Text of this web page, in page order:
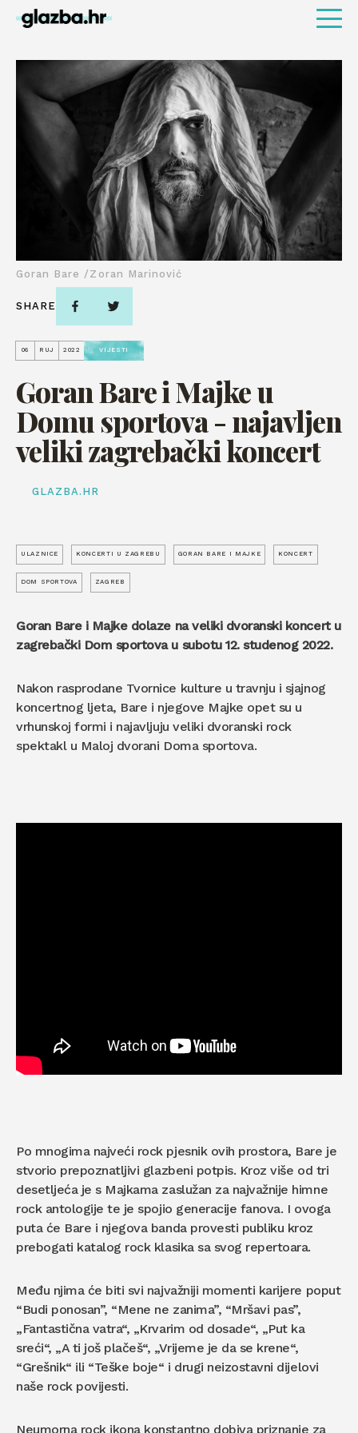
06 RUJ 2022 VIJESTI
Goran Bare i Majke u
Domu sportova - najavljen
veliki zagrebački koncert
GLAZBA.HR
Goran Bare /Zoran Marinović
SHARE
ULAZNICE KONCERTI U ZAGREBU GORAN BARE I MAJKE KONCERT
DOM SPORTOVA ZAGREB
Goran Bare i Majke dolaze na veliki dvoranski koncert u
zagrebački Dom sportova u subotu 12. studenog 2022.
Nakon rasprodane Tvornice kulture u travnju i sjajnog
koncertnog ljeta, Bare i njegove Majke opet su u
vrhunskoj formi i najavljuju veliki dvoranski rock
spektakl u Maloj dvorani Doma sportova.
Po mnogima najveći rock pjesnik ovih prostora, Bare je
stvorio prepoznatljivi glazbeni potpis. Kroz više od tri
desetljeća je s Majkama zaslužan za najvažnije himne
rock antologije te je spojio generacije fanova. I ovoga
puta će Bare i njegova banda provesti publiku kroz
prebogati katalog rock klasika sa svog repertoara.
Među njima će biti svi najvažniji momenti karijere poput
“Budi ponosan”, “Mene ne zanima”, “Mršavi pas”,
„Fantastična vatra“, „Krvarim od dosade“, „Put ka
sreći“, „A ti još plačeš“, „Vrijeme je da se krene“,
“Grešnik“ ili “Teške boje“ i drugi neizostavni dijelovi
naše rock povijesti.
Neumorna rock ikona konstantno dobiva priznanje za